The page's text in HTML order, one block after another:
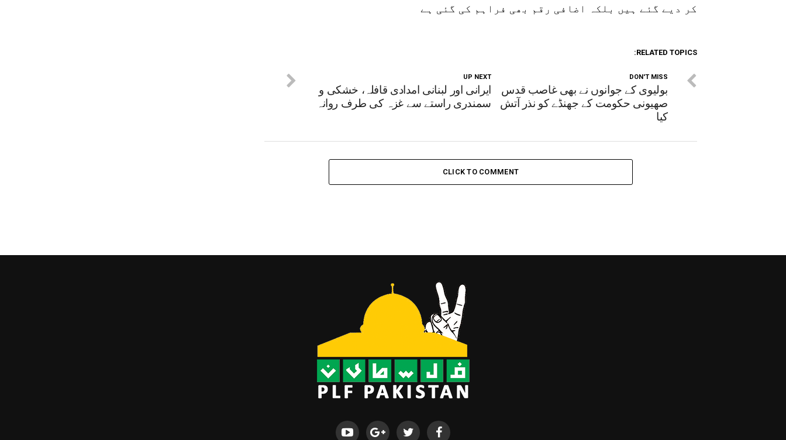
کر دیے گئے ہیں بلکہ اضافی رقم بھی فراہم کی گئی ہے
RELATED TOPICS:
UP NEXT
ایرانی اور لبنانی امدادی قافلہ، خشکی و
سمندری راستے سے غزہ کی طرف روانہ
DON'T MISS
بولیوی کے جوانوں نے بھی غاصب قدس
صھیونی حکومت کے جھنڈے کو نذر آتش
کیا
CLICK TO COMMENT